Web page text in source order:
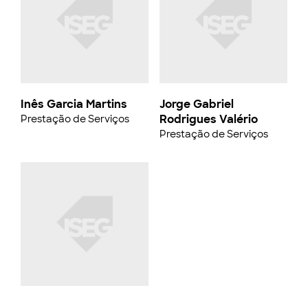
Inês Garcia Martins
Prestação de Serviços
Jorge Gabriel
Rodrigues Valério
Prestação de Serviços